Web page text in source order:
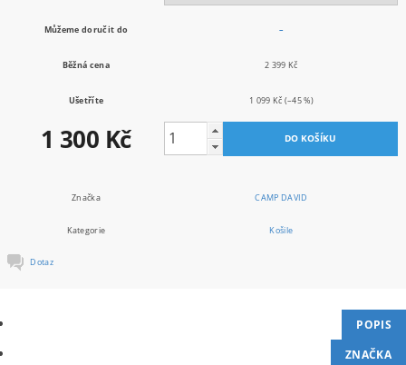
Můžeme doručit do –
Běžná cena 2 399 Kč
Ušetříte 1 099 Kč (–45 %)
1 300 Kč
Značka CAMP DAVID
Kategorie Košile
Dotaz
POPIS
ZNAČKA